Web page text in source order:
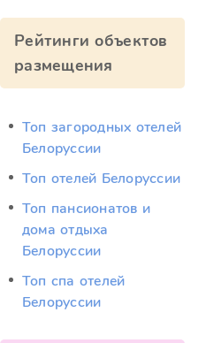
Рейтинги объектов
размещения
Топ загородных отелей
Белоруссии
Топ отелей Белоруссии
Топ пансионатов и
дома отдыха
Белоруссии
Топ спа отелей
Белоруссии